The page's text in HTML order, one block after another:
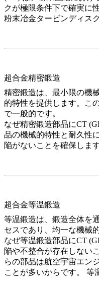
クが極限条件下で確実に
粉末冶金タービンディスク
超合金精密鍛造
精密鍛造は、最小限の機
的特性を提供します。こ
で一般的です。
なぜ精密鍛造部品にCT
品の機械的特性と耐久性
陥がないことを確保しま
超合金等温鍛造
等温鍛造は、鍛造全体を
セスであり、均一な機械
なぜ等温鍛造部品にCT
陥や不整合が存在しない
らの部品は航空宇宙エン
ことが多いからです。 等